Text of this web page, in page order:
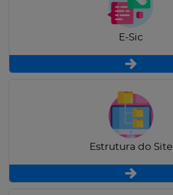
E-Sic
Estrutura do Site